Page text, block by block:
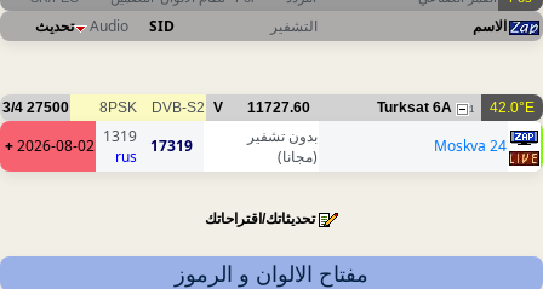
الاسم التشفير SID
Audio تحديث
42.0°E
Turksat 6A 1
11727.60
V
DVB-S2
8PSK
27500
3/4
Moskva 24
بدون تشفير
(مجانا)
17319
1319
rus
2026-08-02
+
تحديثاتك/اقتراحاتك
مفتاح الالوان و الرموز